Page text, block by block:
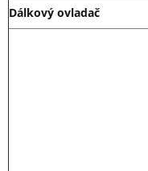
Dálkový ovladač